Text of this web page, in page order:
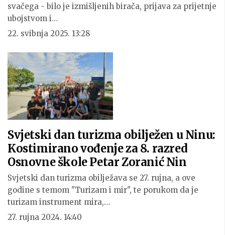
svačega - bilo je izmišljenih birača, prijava za prijetnje
ubojstvom i…
22. svibnja 2025. 13:28
Svjetski dan turizma obilježen u Ninu:
Kostimirano vođenje za 8. razred
Osnovne škole Petar Zoranić Nin
Svjetski dan turizma obilježava se 27. rujna, a ove
godine s temom "Turizam i mir", te porukom da je
turizam instrument mira,…
27. rujna 2024. 14:40